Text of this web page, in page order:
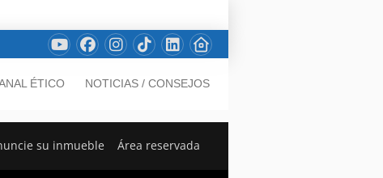
ÉTICO NOTICIAS / CONSEJOS
su inmueble Área reservada